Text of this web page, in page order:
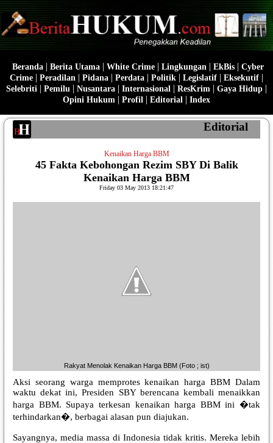
Beranda| Berita Utama| White Crime| Lingkungan | EkBis| Cyber
Crime | Peradilan | Pidana | Perdata | Politik | Legislatif | Eksekutif |
Selebriti | Pemilu | Nusantara | Internasional | ResKrim | Gaya Hidup |
Opini Hukum | Profil | Editorial | Index
Editorial
Kenaikan Harga BBM
45 Fakta Kebohongan Rezim SBY Di Balik
Kenaikan Harga BBM
Friday 03 May 2013 18:21:47
Rakyat Menolak Kenaikan Harga BBM (Foto ; ist)
Aksi seorang warga memprotes kenaikan harga BBM Dalam
waktu dekat ini, Presiden SBY berencana kembali menaikkan
harga BBM. Supaya terkesan kenaikan harga BBM ini �tak
terhindarkan�, berbagai alasan pun diajukan.
Sayangnya, media massa di Indonesia tidak kritis. Mereka lebih